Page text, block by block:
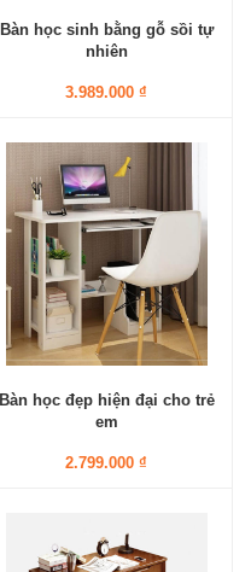
Bàn học sinh bằng gỗ sồi tự
nhiên
3.989.000 ₫
Bàn học đẹp hiện đại cho trẻ
em
2.799.000 ₫